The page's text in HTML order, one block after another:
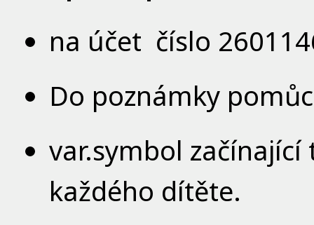
na účet číslo
Do poznámky
var.symbol
každého dítěte.